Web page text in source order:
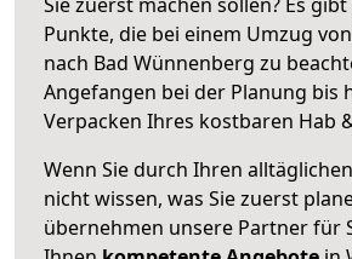
Punkte, die bei einem Umzug
nach Bad Wünnenberg zu
Angefangen bei der Planung bis
Verpacken Ihres kostbaren Hab
Wenn Sie durch Ihren
nicht wissen, was Sie zuerst
übernehmen unsere Partner für